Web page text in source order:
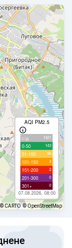
AQI PM2.5
с/д 1421
0-50 143
51-100 94
101-150 3
151-200 2
201-300 0
301+ 0
07.08.2026, 08:00
© CARTO © OpenStreetMap